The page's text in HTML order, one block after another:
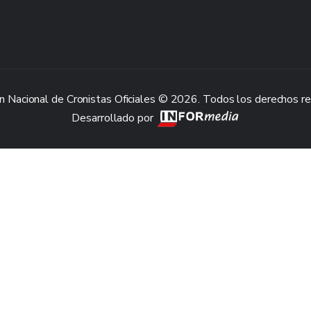
Nacional de Cronistas Oficiales © 2026. Todos los derechos
Desarrollado por